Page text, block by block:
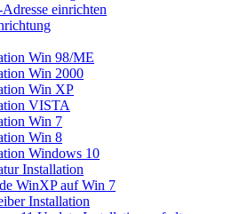
einrichten
Win 98/ME
Win 2000
Win XP
VISTA
Win 7
Win 8
Windows 10
Installation
WinXP auf Win 7
Installation